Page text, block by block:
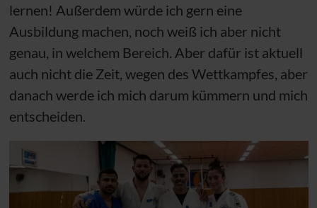
lernen! Außerdem würde ich gern eine
Ausbildung machen, noch weiß ich aber nicht
genau, in welchem Bereich. Aber dafür ist aktuell
auch nicht die Zeit, wegen des Wettkampfes, aber
danach werde ich mich darum kümmern und mich
entscheiden.